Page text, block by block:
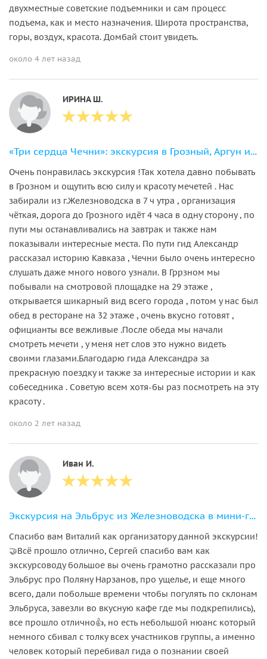
двухместные советские подъемники и сам процесс
подъема, как и место назначения. Широта пространства,
горы, воздух, красота. Домбай стоит увидеть.
около 4 лет назад
ИРИНА Ш.
«Три сердца Чечни»: экскурсия в Грозный, Аргун и Шали из Железноводска
Очень понравилась экскурсия !Так хотела давно побывать
в Грозном и ощутить всю силу и красоту мечетей . Нас
забирали из г.Железноводска в 7 ч утра , организация
чёткая, дорога до Грозного идёт 4 часа в одну сторону , по
пути мы останавливались на завтрак и также нам
показывали интересные места. По пути гид Александр
рассказал историю Кавказа , Чечни было очень интересно
слушать даже много нового узнали. В Гррзном мы
побывали на смотровой площадке на 29 этаже ,
открывается шикарный вид всего города , потом у нас был
обед в ресторане на 32 этаже , очень вкусно готовят ,
официанты все вежливые .После обеда мы начали
смотреть мечети , у меня нет слов это нужно видеть
своими глазами.Благодарю гида Александра за
прекрасную поездку и также за интересные истории и как
собеседника . Советую всем хотя-бы раз посмотреть на эту
красоту .
около 2 лет назад
Иван И.
Экскурсия на Эльбрус из Железноводска в мини-группе
Спасибо вам Виталий как организатору данной экскурсии!
🤝Всё прошло отлично, Сергей спасибо вам как
экскурсоводу большое вы очень грамотно рассказали про
Эльбрус про Поляну Нарзанов, про ущелье, и еще много
всего, дали побольше времени чтобы погулять по склонам
Эльбруса, завезли во вкусную кафе где мы подкрепились),
все прошло отлично👍, но есть небольшой нюанс который
немного сбивал с толку всех участников группы, а именно
человек который перебивал гида о познании своей